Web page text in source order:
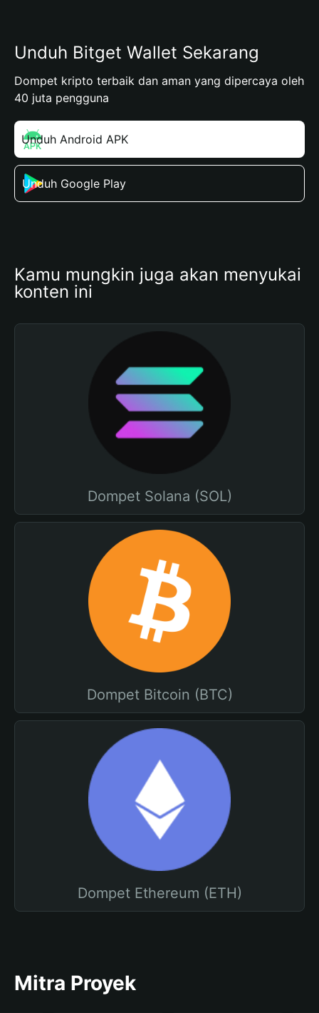
Unduh Bitget Wallet Sekarang
Dompet kripto terbaik dan aman yang dipercaya oleh
40 juta pengguna
Unduh Android APK
Unduh Google Play
Kamu mungkin juga akan menyukai
konten ini
Dompet Solana (SOL)
Dompet Bitcoin (BTC)
Dompet Ethereum (ETH)
Mitra Proyek